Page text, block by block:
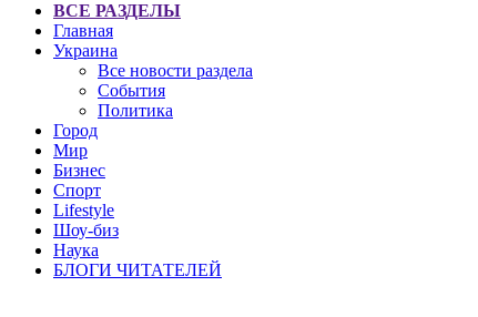
ВСЕ РАЗДЕЛЫ
Главная
Украина
Все новости раздела
События
Политика
Город
Мир
Бизнес
Спорт
Lifestyle
Шоу-биз
Наука
БЛОГИ ЧИТАТЕЛЕЙ